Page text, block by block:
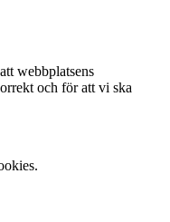
webbplatsens
och för att vi ska